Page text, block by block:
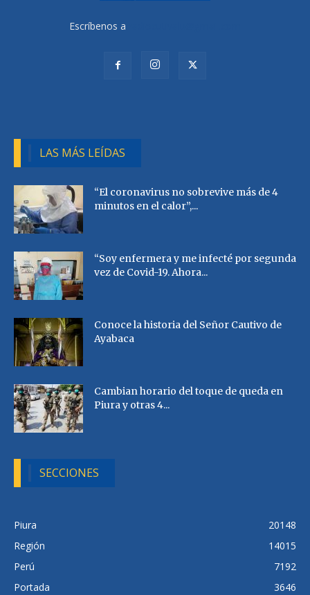
Escríbenos a
LAS MÁS LEÍDAS
“El coronavirus no sobrevive más de 4
minutos en el calor”,...
“Soy enfermera y me infecté por segunda
vez de Covid-19. Ahora...
Conoce la historia del Señor Cautivo de
Ayabaca
Cambian horario del toque de queda en
Piura y otras 4...
SECCIONES
Piura
20148
Región
14015
Perú
7192
Portada
3646